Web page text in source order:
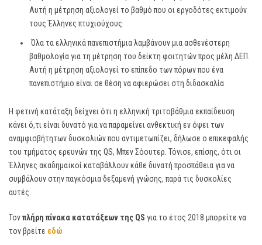
Αυτή η μέτρηση αξιολογεί το βαθμό που οι εργοδότες εκτιμούν
τους Έλληνες πτυχιούχους
Όλα τα ελληνικά πανεπιστήμια λαμβάνουν μια ασθενέστερη
βαθμολογία για τη μέτρηση του δείκτη φοιτητών προς μέλη ΔΕΠ.
Αυτή η μέτρηση αξιολογεί το επίπεδο των πόρων που ένα
πανεπιστήμιο είναι σε θέση να αφιερώσει στη διδασκαλία
H φετινή κατάταξη δείχνει ότι η ελληνική τριτοβάθμια εκπαίδευση
κάνει ό,τι είναι δυνατό για να παραμείνει ανθεκτική εν όψει των
αναμφισβήτητων δυσκολιών που αντιμετωπίζει, δήλωσε ο επικεφαλής
του τμήματος ερευνών της QS, Μπεν Σόουτερ. Τόνισε, επίσης, ότι οι
Έλληνες ακαδημαϊκοί καταβάλλουν κάθε δυνατή προσπάθεια για να
συμβάλουν στην παγκόσμια δεξαμενή γνώσης, παρά τις δυσκολίες
αυτές.
Τονπλήρη πίνακα κατατάξεων της QS για το έτος 2018 μπορείτε να
τον βρείτε εδώ